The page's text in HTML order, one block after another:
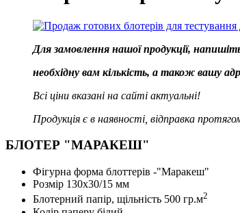
Для замовлення нашої продукції,
необхідну вам кількість, а також вашу
Всі ціни вказані на сайті актуальні!
Продукція є в наявності, відправка
БЛОТЕР "МАРАКЕШ"
Фігурна форма блоттерів -"Маракеш"
Розмір 130х30/15 мм
Блотерний папір, щільність 500 гр.м2